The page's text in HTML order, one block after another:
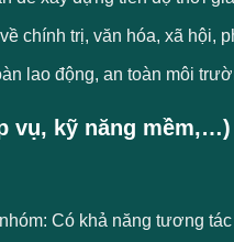
chính trị, văn hóa, xã hội,
lao động, an toàn môi
vụ, kỹ năng mềm,…)
Có khả năng tương